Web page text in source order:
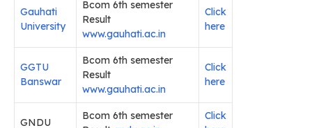
Gauhati
University
Bcom 6th semester
Result
www.gauhati.ac.in
Click
here
GGTU
Banswar
Bcom 6th semester
Result
www.gauhati.ac.in
Click
here
GNDU
Bcom 6th semester
Click